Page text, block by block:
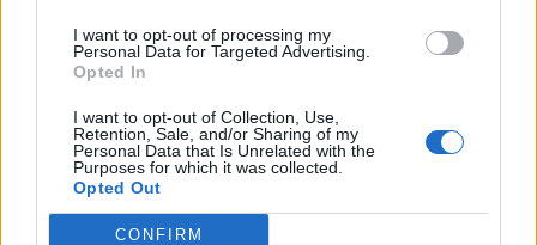
I want to opt-out of processing my
Personal Data for Targeted Advertising.
Opted In
I want to opt-out of Collection, Use,
Retention, Sale, and/or Sharing of my
Personal Data that Is Unrelated with the
Purposes for which it was collected.
Opted Out
CONFIRM